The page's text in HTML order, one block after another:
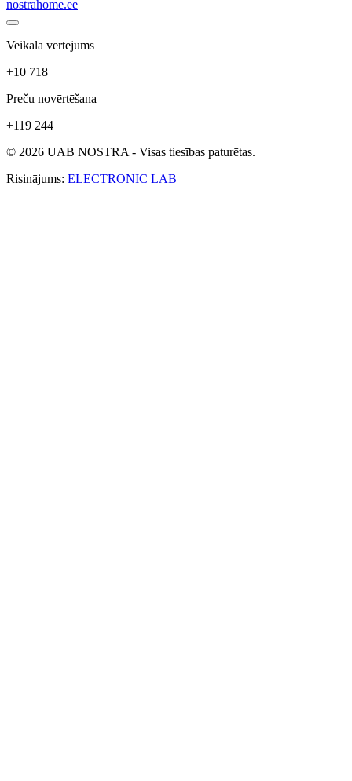
nostrahome.ee
Veikala vērtējums
+10 718
Preču novērtēšana
+119 244
© 2026 UAB NOSTRA - Visas tiesības paturētas.
Risinājums: ELECTRONIC LAB